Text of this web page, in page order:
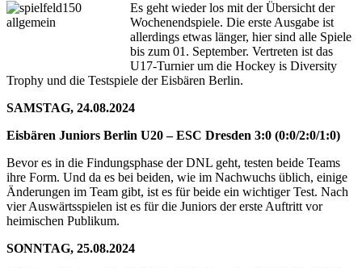
Es geht wieder los mit der Übersicht der
Wochenendspiele. Die erste Ausgabe ist
allerdings etwas länger, hier sind alle Spiele
bis zum 01. September. Vertreten ist das
U17-Turnier um die Hockey is Diversity
Trophy und die Testspiele der Eisbären Berlin.
SAMSTAG, 24.08.2024
Eisbären Juniors Berlin U20 – ESC Dresden 3:0 (0:0/2:0/1:0)
Bevor es in die Findungsphase der DNL geht, testen beide Teams
ihre Form. Und da es bei beiden, wie im Nachwuchs üblich, einige
Änderungen im Team gibt, ist es für beide ein wichtiger Test. Nach
vier Auswärtsspielen ist es für die Juniors der erste Auftritt vor
heimischen Publikum.
SONNTAG, 25.08.2024